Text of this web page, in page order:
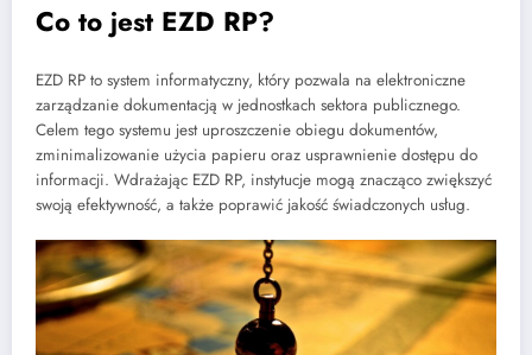
Co to jest EZD RP?
EZD RP to system informatyczny, który pozwala na elektroniczne
zarządzanie dokumentacją w jednostkach sektora publicznego.
Celem tego systemu jest uproszczenie obiegu dokumentów,
zminimalizowanie użycia papieru oraz usprawnienie dostępu do
informacji. Wdrażając EZD RP, instytucje mogą znacząco zwiększyć
swoją efektywność, a także poprawić jakość świadczonych usług.